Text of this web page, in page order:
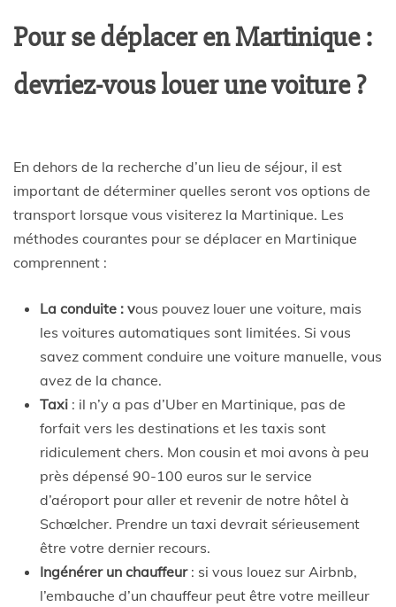
Pour se déplacer en Martinique :
devriez-vous louer une voiture ?
En dehors de la recherche d’un lieu de séjour, il est
important de déterminer quelles seront vos options de
transport lorsque vous visiterez la Martinique. Les
méthodes courantes pour se déplacer en Martinique
comprennent :
La conduite : vous pouvez louer une voiture, mais
les voitures automatiques sont limitées. Si vous
savez comment conduire une voiture manuelle, vous
avez de la chance.
Taxi : il n’y a pas d’Uber en Martinique, pas de
forfait vers les destinations et les taxis sont
ridiculement chers. Mon cousin et moi avons à peu
près dépensé 90-100 euros sur le service
d’aéroport pour aller et revenir de notre hôtel à
Schœlcher. Prendre un taxi devrait sérieusement
être votre dernier recours.
Ingénérer un chauffeur: si vous louez sur Airbnb,
l’embauche d’un chauffeur peut être votre meilleur